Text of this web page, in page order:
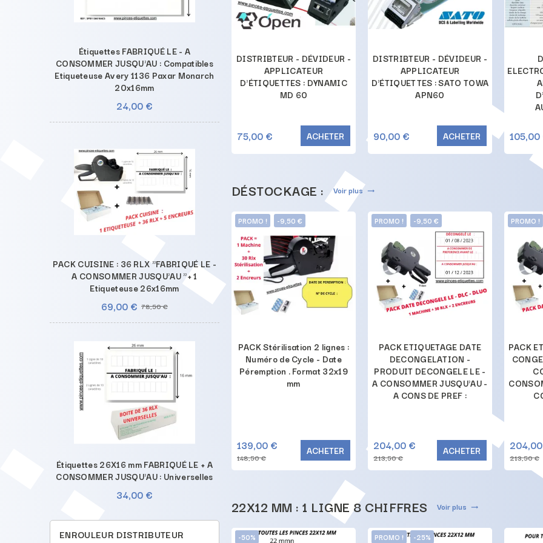
Étiquettes FABRIQUÉ LE - A
CONSOMMER JUSQU'AU : Compatibles
Etiqueteuse Avery 1136 Paxar Monarch
20x16mm
24,00 €
PACK CUISINE : 36 RLX "FABRIQUÉ LE -
A CONSOMMER JUSQU'AU "+ 1
Etiqueteuse 26x16mm
69,00 € 78,50 €
Étiquettes 26X16 mm FABRIQUÉ LE + A
CONSOMMER JUSQU'AU : Universelles
34,00 €
ENROULEUR DISTRIBUTEUR
: contact@pinces-etiquettes.fr
- DÉVIDEUR
PASTILLES
- OVALE APF60
DISTRIBUTEUR - DÉVIDEUR
- APPLICATEUR
D'ÉTIQUETTES : APN10
DISTRIBTEUR - DÉVIDEUR -
APPLICATEUR
D'ÉTIQUETTES : DYNAMIC
MD 60
75,00 € ACHETER
DISTRIBTEUR - DÉVIDEUR -
APPLICATEUR
D'ÉTIQUETTES : SATO TOWA
APN60
90,00 € ACHETER
DÉSTOCKAGE : Voir plus trending_flat
PROMO ! -9,50 €
PACK : "N° LOT - A
CONSOMMER JUSQU'AU "+ 1
Etiqueteuse 22x16mm
71,00 €
PROMO ! -9,50 €
PACK Stérilisation 2 lignes :
Numéro de Cycle - Date
Péremption . Format 32x19
mm
139,00 €
148,50 €
ACHETER
PROMO ! -9,50 €
PACK ETIQUETAGE DATE
DECONGELATION -
PRODUIT DECONGELE LE -
A CONSOMMER JUSQU'AU -
A CONS DE PREF :
204,00 €
213,50 €
ACHETER
PROMO !
PACK
213,50 €
22X12 MM : 1 LIGNE 8 CHIFFRES Voir plus trending_flat
-50% PROMO ! -25%